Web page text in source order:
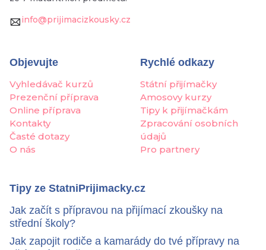
info@prijimacizkousky.cz
Objevujte
Vyhledávač kurzů
Prezenční příprava
Online příprava
Kontakty
Časté dotazy
O nás
Rychlé odkazy
Státní přijímačky
Amosovy kurzy
Tipy k přijímačkám
Zpracování osobních
údajů
Pro partnery
Tipy ze StatniPrijimacky.cz
Jak začít s přípravou na přijímací zkoušky na
střední školy?
Jak zapojit rodiče a kamarády do tvé přípravy na